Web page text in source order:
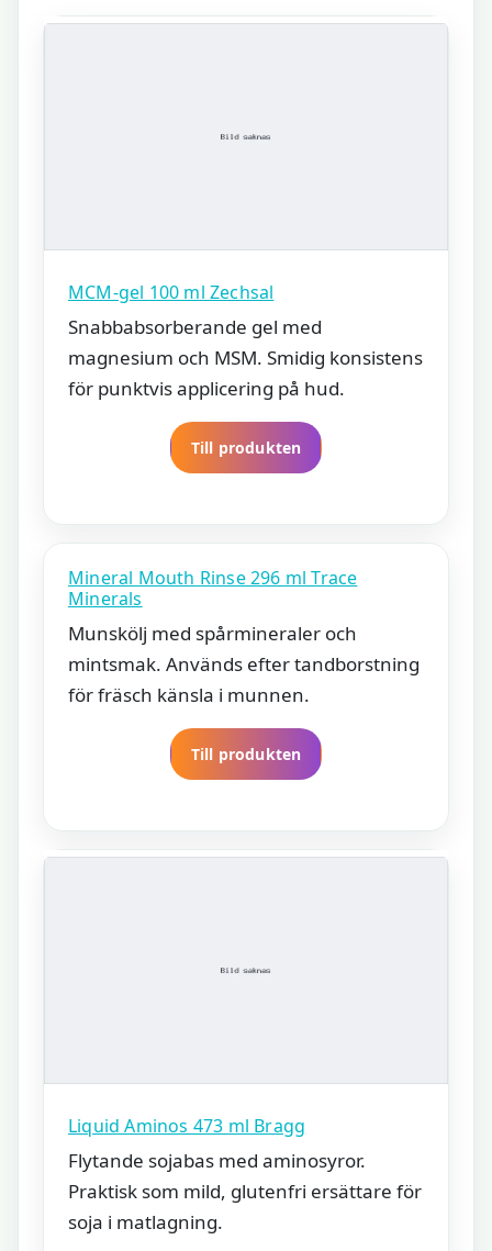
MCM-gel 100 ml Zechsal
Snabbabsorberande gel med
magnesium och MSM. Smidig konsistens
för punktvis applicering på hud.
Till produkten
Mineral Mouth Rinse 296 ml Trace
Minerals
Munskölj med spårmineraler och
mintsmak. Används efter tandborstning
för fräsch känsla i munnen.
Till produkten
Liquid Aminos 473 ml Bragg
Flytande sojabas med aminosyror.
Praktisk som mild, glutenfri ersättare för
soja i matlagning.